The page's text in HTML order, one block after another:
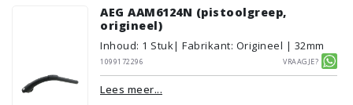
AEG AAM6124N (pistoolgreep,
origineel)
Inhoud: 1 Stuk| Fabrikant: Origineel | 32mm
1099172296
Vraagje?
Lees meer...